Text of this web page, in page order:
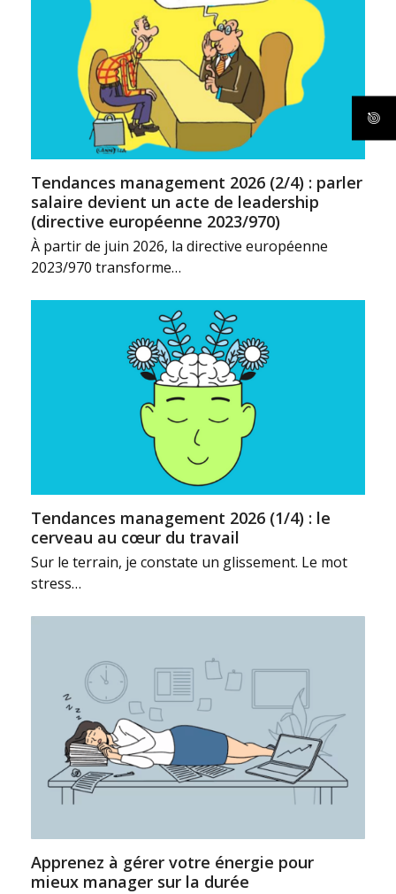
Tendances management 2026 (2/4) : parler
salaire devient un acte de leadership
(directive européenne 2023/970)
À partir de juin 2026, la directive européenne
2023/970 transforme…
Tendances management 2026 (1/4) : le
cerveau au cœur du travail
Sur le terrain, je constate un glissement. Le mot
stress…
Apprenez à gérer votre énergie pour
mieux manager sur la durée